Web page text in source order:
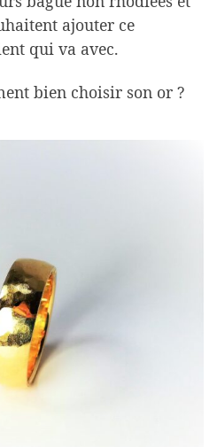
ajouter ce
qui va avec.
bien choisir son or ?